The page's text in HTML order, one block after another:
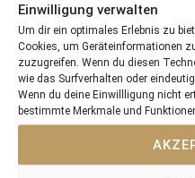
Einwilligung verwalten
Um dir ein optimales Erlebnis zu
Cookies, um Geräteinformationen
zuzugreifen. Wenn du diesen
wie das Surfverhalten oder
Wenn du deine Einwillligung nicht
bestimmte Merkmale und